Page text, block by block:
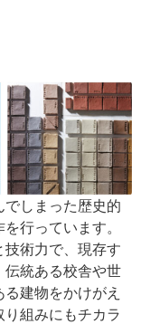
でしまった歴史的
行っています。
術力で、現存す
伝統ある校舎や世
建物をかけがえ
組みにもチカラ